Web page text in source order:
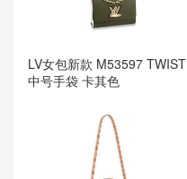
LV女包新款 M53597 TWIST
中号手袋 卡其色